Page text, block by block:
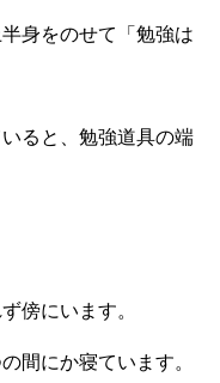
身をのせて「勉強は
ると、勉強道具の端
傍にいます。
間にか寝ています。